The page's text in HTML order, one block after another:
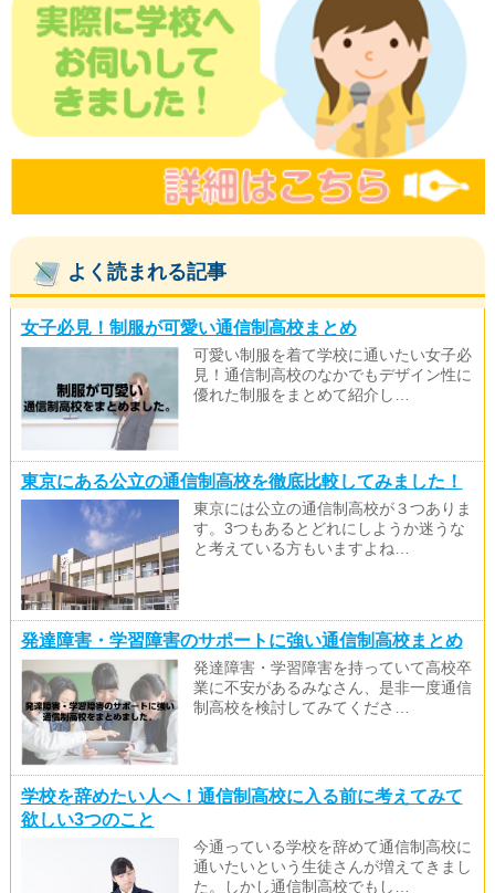
よく読まれる記事
女子必見！制服が可愛い通信制高校まとめ
可愛い制服を着て学校に通いたい女子必
見！通信制高校のなかでもデザイン性に
優れた制服をまとめて紹介し…
東京にある公立の通信制高校を徹底比較してみました！
東京には公立の通信制高校が３つありま
す。3つもあるとどれにしようか迷うな
と考えている方もいますよね…
発達障害・学習障害のサポートに強い通信制高校まとめ
発達障害・学習障害を持っていて高校卒
業に不安があるみなさん、是非一度通信
制高校を検討してみてくださ…
学校を辞めたい人へ！通信制高校に入る前に考えてみて
欲しい3つのこと
今通っている学校を辞めて通信制高校に
通いたいという生徒さんが増えてきまし
た。しかし通信制高校でもし…